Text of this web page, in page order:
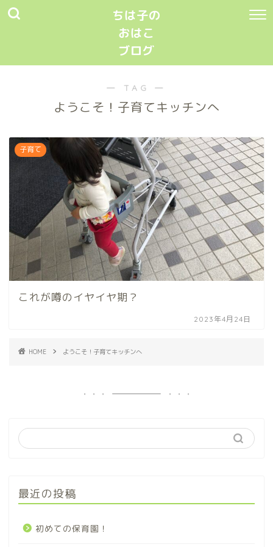
ちは子の
おはこ
ブログ
― TAG ―
ようこそ！子育てキッチンへ
子育て
これが噂のイヤイヤ期？
2023年4月24日
HOME ようこそ！子育てキッチンへ
最近の投稿
初めての保育園！